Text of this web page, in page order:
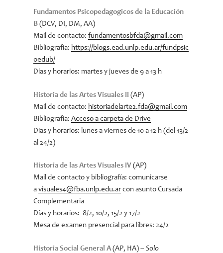
Fundamentos Psicopedagogicos de la Educación
B (DCV, DI, DM, AA)
Mail de contacto:fundamentosbfda@gmail.com
Bibliografía: https://blogs.ead.unlp.edu.ar/fundpsic
oedub/
Días y horarios: martes y jueves de 9 a 13 h
Historia de las Artes Visuales II(AP)
Mail de contacto: historiadelarte2.fda@gmail.com
Bibliografía:Acceso a carpeta de Drive
Días y horarios: lunes a viernes de 10 a 12 h (del 13/2
al 24/2)
Historia de las Artes Visuales IV (AP)
Mail de contacto y bibliografía: comunicarse
avisuales4@fba.unlp.edu.arcon asunto Cursada
Complementaria
Días y horarios: 8/2, 10/2, 15/2 y 17/2
Mesa de examen presencial para libres: 24/2
Historia Social General A(AP, HA) –Solo